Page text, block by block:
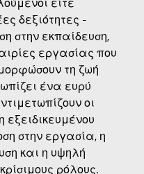
δεξιότητες -
στην εκπαίδευση,
εργασίας που
τη ζωή
ένα ευρύ
οι
στην εργασία, η
και η υψηλή
ρόλους.